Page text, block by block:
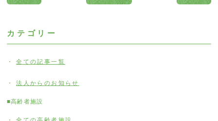
カテゴリー
全ての記事一覧
法人からのお知らせ
■高齢者施設